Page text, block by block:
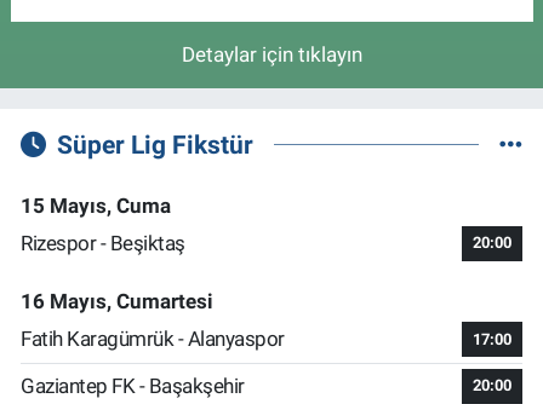
Detaylar için tıklayın
Süper Lig Fikstür
15 Mayıs, Cuma
Rizespor - Beşiktaş
20:00
16 Mayıs, Cumartesi
Fatih Karagümrük - Alanyaspor
17:00
Gaziantep FK - Başakşehir 20:00